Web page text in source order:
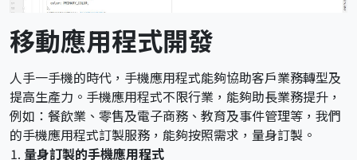
移動應用程式開發
人手一手機的時代，手機應用程式能夠協助客戶業務轉型及
提高生產力。手機應用程式不限行業，能夠助長業務提升，
例如：餐飲業、零售及電子商務、教育及事件管理等，我們
的手機應用程式訂製服務，能夠按照需求，量身訂製。
量身訂製的手機應用程式